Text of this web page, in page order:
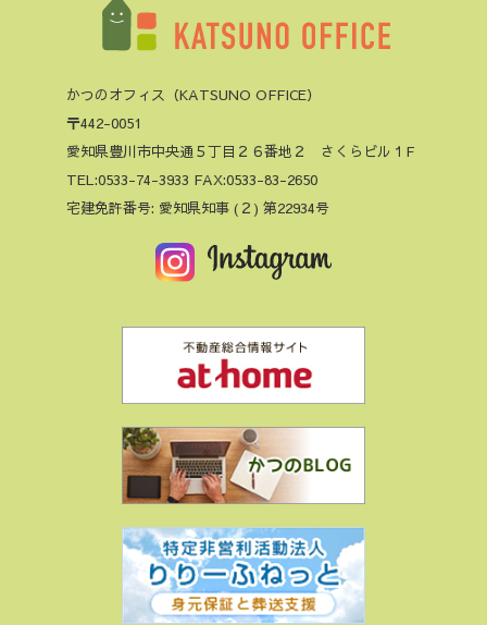
かつのオフィス（KATSUNO OFFICE）
〒442-0051
愛知県豊川市中央通５丁目２６番地２ さくらビル１F
TEL:0533-74-3933 FAX:0533-83-2650
宅建免許番号: 愛知県知事 (２) 第22934号